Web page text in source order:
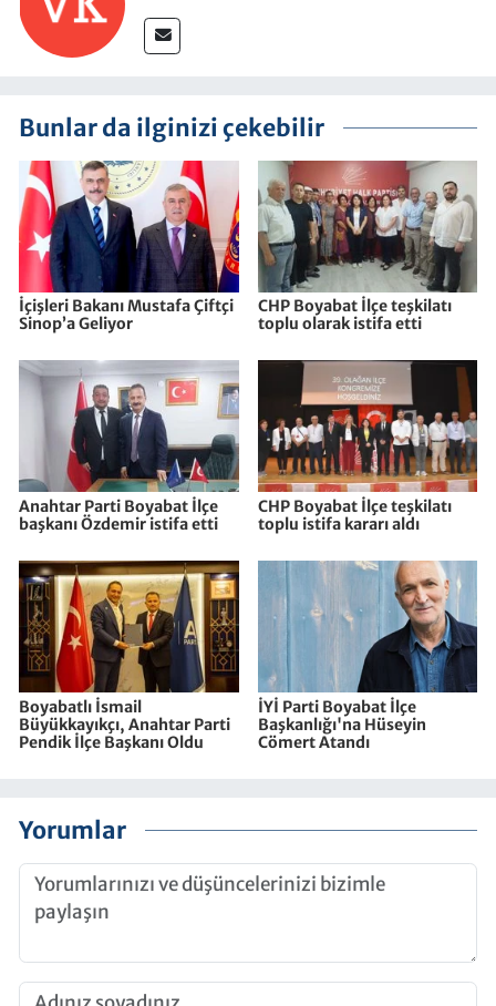
Bunlar da ilginizi çekebilir
İçişleri Bakanı Mustafa Çiftçi
Sinop’a Geliyor
CHP Boyabat İlçe teşkilatı
toplu olarak istifa etti
Anahtar Parti Boyabat İlçe
başkanı Özdemir istifa etti
CHP Boyabat İlçe teşkilatı
toplu istifa kararı aldı
Boyabatlı İsmail
Büyükkayıkçı, Anahtar Parti
Pendik İlçe Başkanı Oldu
İYİ Parti Boyabat İlçe
Başkanlığı'na Hüseyin
Cömert Atandı
Yorumlar